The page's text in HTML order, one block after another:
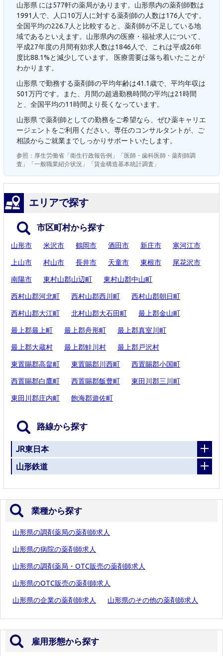
山形県 には577軒の薬局があります。山形県内の薬剤師数は
1991人で、人口10万人に対する薬剤師の人数は176人です。
全国平均の226.7人と比較すると、薬剤師が不足している地
域であるといえます。山形県内の医療・福祉求人について、
平成27年度の月間有効求人数は1846人で、これは平成26年
度比88.1%と減少しています。 医療需要は落ち着いたことが
わかります。
山形県 で勤務する薬剤師の平均年齢は41.1歳で、平均年収は
501万円です。また、月間の超過勤務時間の平均は21時間
と、全国平均の11時間より長くなっています。
山形県 で薬剤師としての勤務をご希望なら、ぜひ薬キャリエ
ージェントをご利用ください。専任のコンサルタントが、ご
相談からご就業までしっかりサポートいたします。
参照：厚生労働省「衛生行政報告例」「医師・歯科医師・薬剤師調
査」「一般職業紹介状況」「賃金構造基本統計調査」
エリアで探す
市区町村から探す
山形市 米沢市 鶴岡市 酒田市 新庄市 寒河江市
上山市 村山市 長井市 天童市 東根市 尾花沢市
南陽市 東村山郡山辺町 東村山郡中山町
西村山郡河北町 西村山郡西川町 西村山郡朝日町
西村山郡大江町 北村山郡大石田町 最上郡金山町
最上郡最上町 最上郡舟形町 最上郡真室川町
最上郡大蔵村 最上郡鮭川村 最上郡戸沢村
東置賜郡高畠町 東置賜郡川西町 西置賜郡小国町
西置賜郡白鷹町 西置賜郡飯豊町 東田川郡三川町
東田川郡庄内町 飽海郡遊佐町
路線から探す
JR東日本
山形鉄道
業種から探す
山形県の調剤薬局の薬剤師求人
山形県の病院の薬剤師求人
山形県の調剤薬局・OTC販売の薬剤師求人
山形県のOTC販売の薬剤師求人
山形県の企業の薬剤師求人 山形県のその他の薬剤師求人
雇用形態から探す